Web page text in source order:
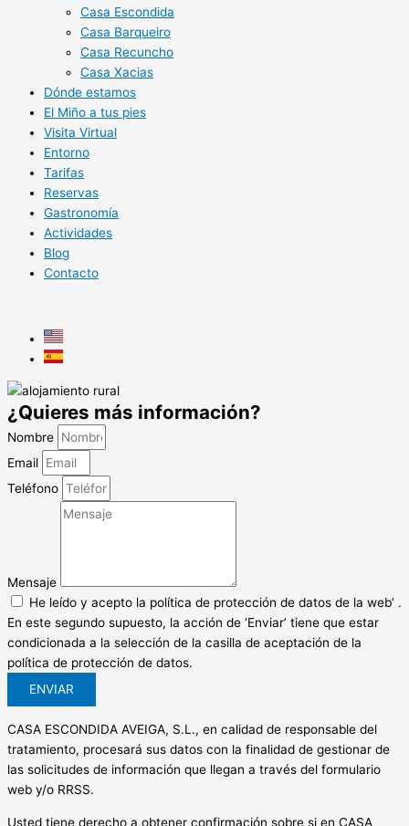
Casa Escondida
Casa Barqueiro
Casa Recuncho
Casa Xacias
Dónde estamos
El Miño a tus pies
Visita Virtual
Entorno
Tarifas
Reservas
Gastronomía
Actividades
Blog
Contacto
¿Quieres más información?
Nombre
Email
Teléfono
Mensaje
He leído y acepto la política de protección de datos de la web’ .
En este segundo supuesto, la acción de ‘Enviar’ tiene que estar
condicionada a la selección de la casilla de aceptación de la
política de protección de datos.
ENVIAR
CASA ESCONDIDA AVEIGA, S.L., en calidad de responsable del
tratamiento, procesará sus datos con la finalidad de gestionar de
las solicitudes de información que llegan a través del formulario
web y/o RRSS.
Usted tiene derecho a obtener confirmación sobre si en CASA